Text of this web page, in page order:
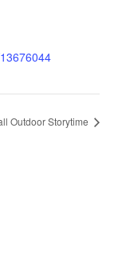
Outdoor Storytime